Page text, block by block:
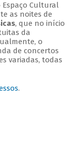
Cultural
as noites de
, que no início
da
o
de concertos
variadas, todas
.